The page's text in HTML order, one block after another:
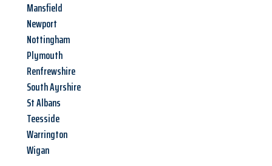
Mansfield
Newport
Nottingham
Plymouth
Renfrewshire
South Ayrshire
St Albans
Teesside
Warrington
Wigan